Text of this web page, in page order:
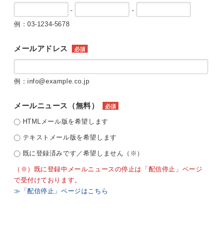
-
-
例：03-1234-5678
メールアドレス 必須
例：info@example.co.jp
メールニュース（無料） 必須
HTMLメール版を希望します
テキストメール版を希望します
既に登録済みです／希望しません（※）
（※）既に登録中メールニュースの停止は「配信停止」ページ
で受付けております。
≫「配信停止」ページはこちら